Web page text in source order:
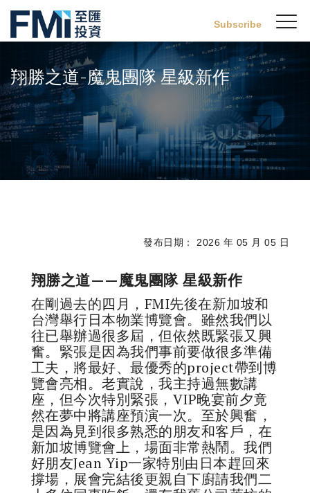
main
content
FMI
Subscribe
翔勝之道-魔鬼團隊 星級新作
發布日期： 2026 年 05 月 05 日
翔勝之道——魔鬼團隊 星級新作
在剛過去的四月，FMI先後在新加坡和
台灣舉行日本物業博覽會。雖然我們以
往已舉辦過很多屆，但依然既緊張又興
奮。緊張是因為我們事前要做很多準備
工夫，將最好、最優秀的project帶到博
覽會亮相。老實說，我主持過無數講
座，但今次特別緊張，VIP晚宴前夕竟
然在夢中將講座預演一次。至於興奮，
是因為見到很多熟悉的朋友和客戶，在
新加坡博覽會上，場面非常熱鬧。我們
好朋友Jean Yip一家特別由日本趕回來
撐場，展會完結後更親自下廚請我們二